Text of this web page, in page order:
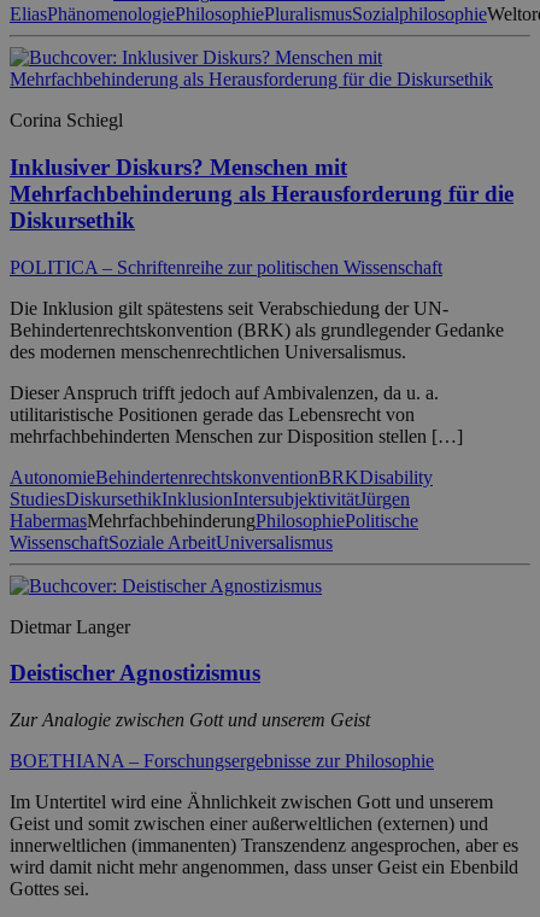
EliasPhänomenologiePhilosophiePluralismusSozialphilosophie
Corina Schiegl
Inklusiver Diskurs? Menschen mit
Mehrfachbehinderung als Herausforderung für die
Diskursethik
POLITICA – Schriftenreihe zur politischen Wissenschaft
Die Inklusion gilt spätestens seit Verabschiedung der UN-
Behindertenrechtskonvention (BRK) als grundlegender Gedanke
des modernen menschenrechtlichen Universalismus.
Dieser Anspruch trifft jedoch auf Ambivalenzen, da u. a.
utilitaristische Positionen gerade das Lebensrecht von
mehrfachbehinderten Menschen zur Disposition stellen […]
AutonomieBehindertenrechtskonventionBRKDisability
StudiesDiskursethikInklusionIntersubjektivitätJürgen
HabermasMehrfachbehinderungPhilosophiePolitische
WissenschaftSoziale ArbeitUniversalismus
Dietmar Langer
Deistischer Agnostizismus
Zur Analogie zwischen Gott und unserem Geist
BOETHIANA – Forschungsergebnisse zur Philosophie
Im Untertitel wird eine Ähnlichkeit zwischen Gott und unserem
Geist und somit zwischen einer außerweltlichen (externen) und
innerweltlichen (immanenten) Transzendenz angesprochen, aber es
wird damit nicht mehr angenommen, dass unser Geist ein Ebenbild
Gottes sei.